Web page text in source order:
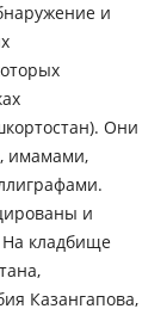
и
Они
имамами,
и
На кладбище
Казангапова,